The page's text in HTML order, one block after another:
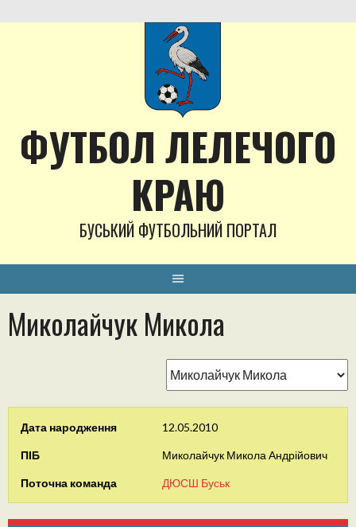
to
ФУТБОЛ ЛЕЛЕЧОГО
КРАЮ
БУСЬКИЙ ФУТБОЛЬНИЙ ПОРТАЛ
Миколайчук Микола
Дата народження 12.05.2010
ПІБ Миколайчук Микола Андрійович
Поточна команда ДЮСШ Буськ